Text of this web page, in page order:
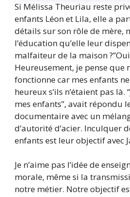
Si Mélissa Theuriau reste
enfants Léon et Lila, elle a
détails sur son rôle de mère,
l’éducation qu’elle leur
malfaiteur de la maison
Heureusement, je pense que
fonctionne car mes enfants
heureux s’ils n’étaient pas là.
mes enfants”, avait répondu
documentaire avec un
d’autorité d’acier. Inculquer
enfants est leur objectif avec
Je n’aime pas l’idée de
morale, même si la
notre métier. Notre objectif